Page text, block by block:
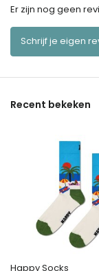
Er zijn nog geen
Schrijf je eigen
Recent bekeken
Happy Socks